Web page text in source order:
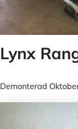
Lynx
Demonterad